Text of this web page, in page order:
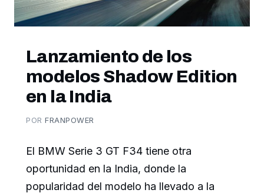
Lanzamiento de los
modelos Shadow Edition
en la India
PORFRANPOWER
El BMW Serie 3 GT F34 tiene otra
oportunidad en la India, donde la
popularidad del modelo ha llevado a la